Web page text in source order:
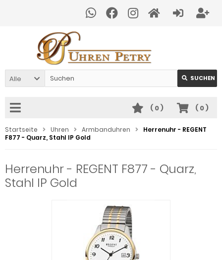
Alle SUCHEN
( 0)
( 0)
Startseite Uhren Armbanduhren
Herrenuhr - REGENT
F877 - Quarz, Stahl IP Gold
Herrenuhr - REGENT F877 - Quarz,
Stahl IP Gold